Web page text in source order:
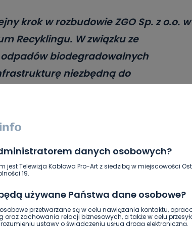
danych osobowych?
jest Telewizja Kablowa Pro-Art z siedzibą w miejscowości
19.
używane Państwa dane osobowe?
przetwarzane są w celu nawiązania kontaktu,
oraz zachowania relacji biznesowych, a także w celu
ustawy o świadczeniu usług drogą elektroniczną.
krok w rozbudowie ZGO Sp. z o.o. w
Recyklingu. W związku ze
biodegradowalnych
niezbędną do
typu odpadów jest nie tylko
inwestycje mają doprowadzić
wykorzystywał wszystkie
spółka kolejny raz inwestuje
urządzenia i elementy konstrukcji
plac do przerobu odpadów